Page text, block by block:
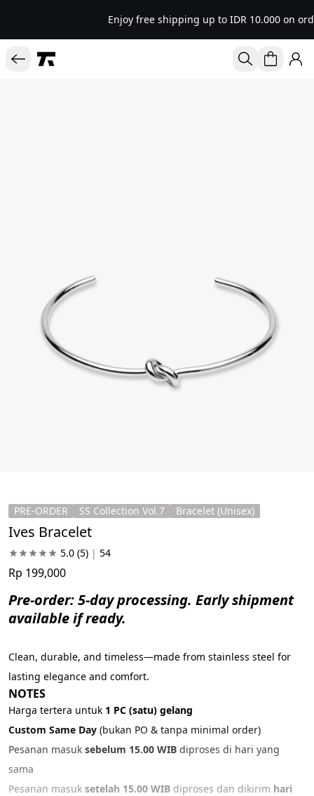
Enjoy free shipping up to IDR 10.000 on
PRE-ORDER SS Collection Vol.7 Bracelet (Unisex)
Ives Bracelet
5.0 (5) | 54
Rp 199,000
Pre-order: 5-day processing. Early shipment
available if ready.
Clean, durable, and timeless—made from stainless steel for
lasting elegance and comfort.
NOTES
Harga tertera untuk 1 PC (satu) gelang
Custom Same Day (bukan PO & tanpa minimal order)
Pesanan masuk sebelum 15.00 WIB diproses di hari yang
sama
Pesanan masuk setelah 15.00 WIB diproses dan dikirim hari